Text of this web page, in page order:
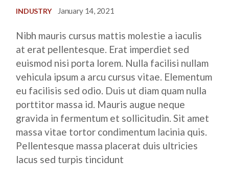
INDUSTRY January 14, 2021
Nibh mauris cursus mattis molestie a iaculis
at erat pellentesque. Erat imperdiet sed
euismod nisi porta lorem. Nulla facilisi nullam
vehicula ipsum a arcu cursus vitae. Elementum
eu facilisis sed odio. Duis ut diam quam nulla
porttitor massa id. Mauris augue neque
gravida in fermentum et sollicitudin. Sit amet
massa vitae tortor condimentum lacinia quis.
Pellentesque massa placerat duis ultricies
lacus sed turpis tincidunt